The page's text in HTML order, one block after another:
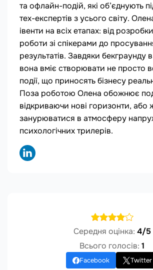
та офлайн-подій, які об’єднують
тех-експертів з усього світу.
івенти на всіх етапах: від
роботи зі спікерами до
результатів. Завдяки бекграунду
вона вміє створювати не просто
події, що приносять бізнесу
Поза роботою Олена обожнює
відкриваючи нові горизонти, або
занурюватися в атмосферу
психологічних трилерів.
Середня оцінка: 4/5
Всього голосів: 1
Facebook Twitter